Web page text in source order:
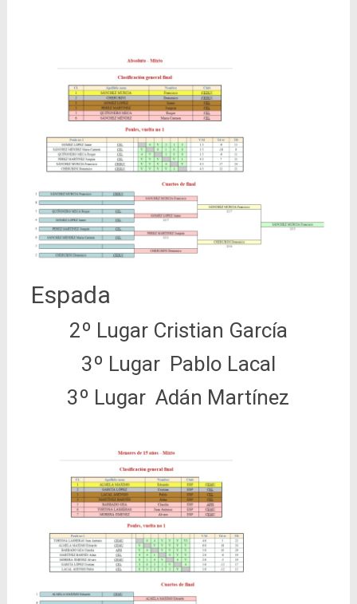
Espada
2º Lugar Cristian García
3º Lugar Pablo Lacal
3º Lugar Adán Martínez